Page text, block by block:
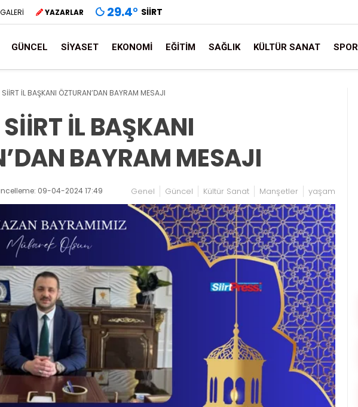
GALERİ YAZARLAR 29.4° SIIRT
GÜNCEL SIYASET EKONOMI EĞITIM SAĞLIK KÜLTÜR SANAT SPOR
SİİRT İL BAŞKANI ÖZTURAN’DAN BAYRAM MESAJI
İL BAŞKANI
BAYRAM MESAJI
09-04-2024 17:49 Genel Güncel Kültür Sanat Manşetler yaşam